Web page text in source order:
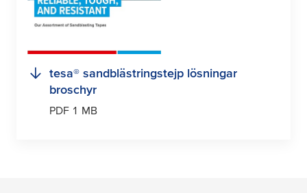
tesa® sandblästringstejp lösningar
broschyr
PDF 1 MB